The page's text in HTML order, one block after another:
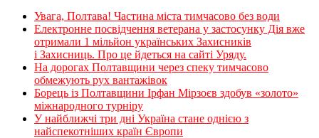
Увага, Полтава! Частина міста тимчасово без води
Електронне посвідчення ветерана у застосунку Дія вже
отримали 1 мільйон українських Захисників
і Захисниць. Про це йдеться на сайті Уряду.
На дорогах Полтавщини через спеку тимчасово
обмежують рух вантажівок
Борець із Полтавщини Ірфан Мірзоєв здобув «золото»
міжнародного турніру
​У найближчі три дні Україна стане однією з
найспекотніших країн Європи